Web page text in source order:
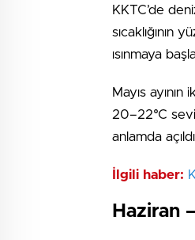
KKTC’de
sıcaklığının
ısınmaya
Mayıs
20–22°C
anlamda
İlgili haber:
Haziran